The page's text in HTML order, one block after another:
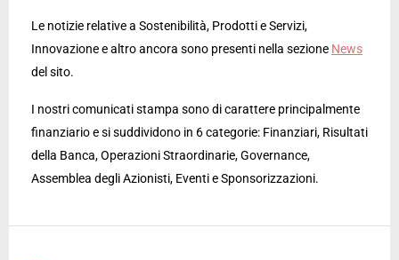
Le notizie relative a Sostenibilità, Prodotti e Servizi,
Innovazione e altro ancora sono presenti nella sezione News
del sito.
I nostri comunicati stampa sono di carattere principalmente
finanziario e si suddividono in 6 categorie: Finanziari, Risultati
della Banca, Operazioni Straordinarie, Governance,
Assemblea degli Azionisti, Eventi e Sponsorizzazioni.